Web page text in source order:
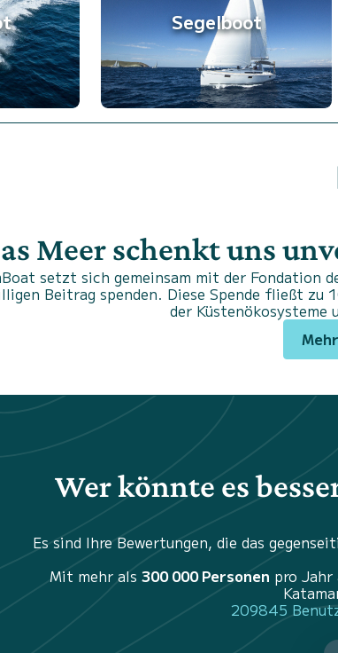
Segelboot
Meer schenkt uns
setzt sich gemeinsam mit der Fondation
Beitrag spenden. Diese Spende fließt
der Küstenökosysteme
Wer könnte es
Es sind Ihre Bewertungen, die das
Mit mehr als 300 000 Personen pro Jahr
209845